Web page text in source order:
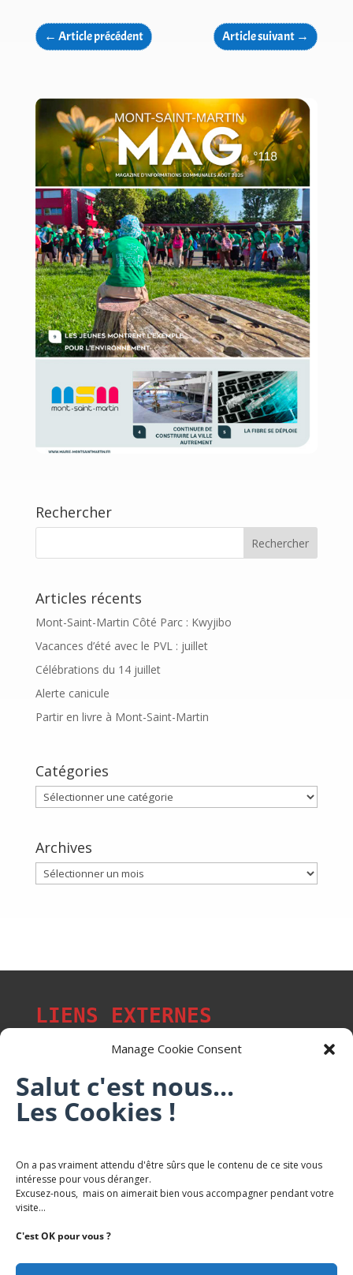
Manage Cookie Consent
Salut c'est nous...
Les Cookies !
On a pas vraiment attendu d'être sûrs que le contenu de ce site vous
intéresse pour vous déranger.
Excusez-nous, mais on aimerait bien vous accompagner pendant votre
visite...
C'est OK pour vous ?
← Article précédent Article suivant →
Rechercher
Articles récents
Mont-Saint-Martin Côté Parc : Kwyjibo
Vacances d’été avec le PVL : juillet
Célébrations du 14 juillet
Alerte canicule
Partir en livre à Mont-Saint-Martin
Catégories
Catégories
Archives
Archives
LIENS EXTERNES
Les p'tits citoyens de Mont-Saint-Martin
Trail Saintmartinois Daniel FEITE
Karaté Mont Saint Martin